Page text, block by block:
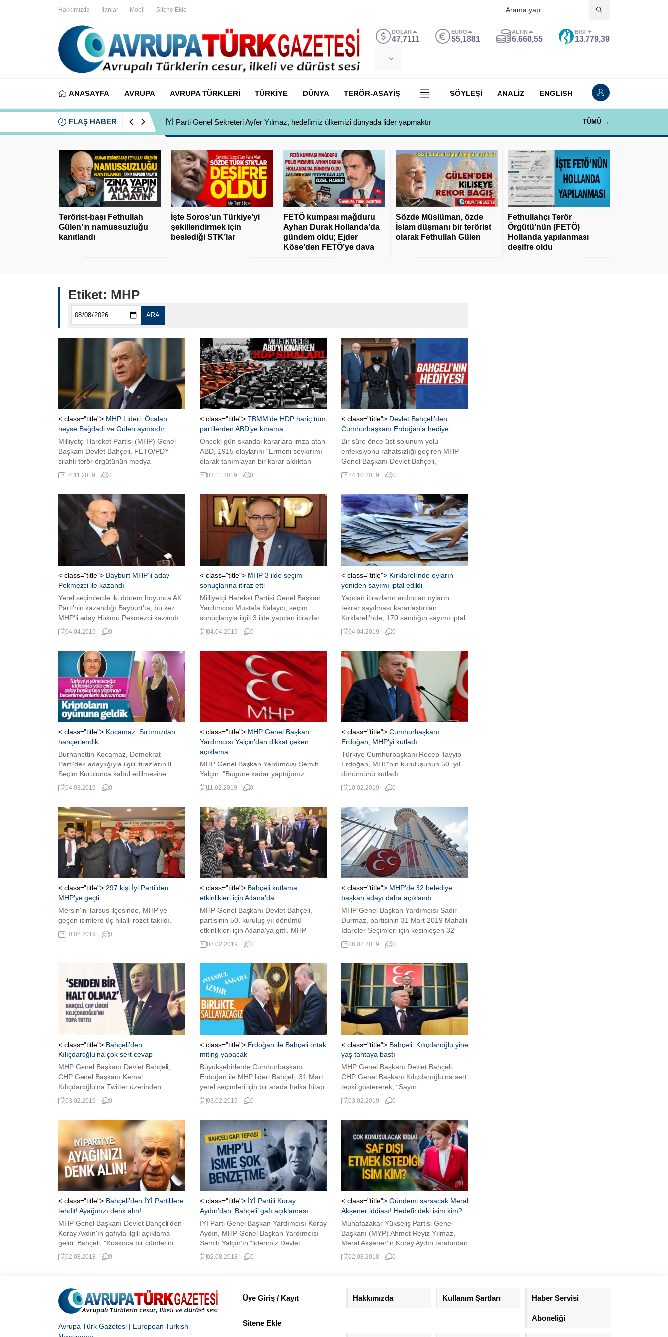
Hakkımızda İlanlar Mobil Sitene Ekle
DOLAR
47,7111
EURO
55,1881
ALTIN
6.660,55
BIST
13.779,39
ANASAYFA AVRUPA AVRUPA TÜRKLERİ TÜRKİYE DÜNYA TERÖR-ASAYİŞ SÖYLEŞİ ANALİZ ENGLISH
FLAŞ HABER İYİ Partili Ayfer Yılmaz, Özlem Kardeş Sancar’a gündemi değerlendirdi TÜMÜ →
Terörist-başı Fethullah
Gülen’in namussuzluğu
kanıtlandı
İşte Soros’un Türkiye’yi
şekillendirmek için
beslediği STK’lar
FETÖ kumpası mağduru
Ayhan Durak Hollanda’da
gündem oldu; Ejder
Köse’den FETÖ’ye dava
Sözde Müslüman, özde
İslam düşmanı bir terörist
olarak Fethullah Gülen
Fethullahçı Terör
Örgütü’nün (FETÖ)
Hollanda yapılanması
deşifre oldu
Etiket: MHP
ARA
< class="title"> MHP Lideri: Öcalan
neyse Bağdadi ve Gülen aynısıdır
Milliyetçi Hareket Partisi (MHP) Genel
Başkanı Devlet Bahçeli, FETÖ/PDY
silahlı terör örgütünün medya
yapılanmasına ilişkin davayla ilgili yazılı
açıklama yaptı. Bahçeli açıklamasında,
sistematik şekilde devlet ve toplum
hayatının hücrelerine kadar nüfuz
ettiğini, Türk ve İslam düşmanlığının
hem maşası hem de ihanet markası
haline geldiğini...
14.11.2019 0
< class="title"> TBMM’de HDP hariç tüm
partilerden ABD’ye kınama
Önceki gün skandal kararlara imza atan
ABD, 1915 olaylarını “Ermeni soykırımı”
olarak tanımlayan bir karar aldıktan
sonra Türkiye’ye karşı yaptırım yasaları
çıkartmıştı. Başkanlık Tezkeresi ile ABD
olaylarını ‘soykırım’ olarak kabul eden
karar kınandı. TBMM’de HDP hariç tüm
partilerden ABD’ye kınama “SİYASETİ
SOYSUZLAŞTIRAN GİRİŞİMLER”
TBMM Başkanı Mustafa...
03.11.2019 0
< class="title"> Devlet Bahçeli’den
Cumhurbaşkanı Erdoğan’a hediye
Bir süre önce üst solunum yolu
enfeksiyonu rahatsızlığı geçiren MHP
Genel Başkanı Devlet Bahçeli,
Cumhurbaşkanı Recep Tayyip
Erdoğan’a, kendisini ziyareti sırasında
Cumhurbaşkanı Erdoğan, Bahçeli’yi
ziyaret etti HAKAN KAFTANI
Görüşmenin sonunda Bahçeli
tarafından Cumhurbaşkanı Recep
Tayyip Erdoğan’a, ‘Hakan kaftanı’
takdim edildi. Devlet Bahçeli’den
Cumhurbaşkanı Erdoğan’a hediye
24.10.2019 0
< class="title"> Bayburt MHP’li aday
Pekmezci ile kazandı
Yerel seçimlerde iki dönem boyunca AK
Parti'nin kazandığı Bayburt'ta, bu kez
MHP'li aday Hükmü Pekmezci kazandı.
04.04.2019 0
< class="title"> MHP 3 ilde seçim
sonuçlarına itiraz etti
Milliyetçi Hareket Partisi Genel Başkan
Yardımcısı Mustafa Kalaycı, seçim
sonuçlarıyla ilgili 3 ilde yapılan itirazlar
hakkında bilgi verdi.
04.04.2019 0
< class="title"> Kırklareli’nde oyların
yeniden sayımı iptal edildi
Yapılan itirazların ardından oyların
tekrar sayılması kararlaştırılan
Kırklareli'nde, 170 sandığın sayımı iptal
edildi.
04.04.2019 0
< class="title"> Kocamaz: Sırtımızdan
hançerlendik
Burhanettin Kocamaz, Demokrat
Parti'den adaylığıyla ilgili itirazların İl
Seçim Kurulunca kabul edilmesine
ilişkin, "En son kararı YSK verecek ama
yine birilerinin kripto oyunlarına geldik"
04.03.2019 0
< class="title"> MHP Genel Başkan
Yardımcısı Yalçın’dan dikkat çeken
açıklama
MHP Genel Başkan Yardımcısı Semih
Yalçın, "Bugüne kadar yaptığımız
uzlaşmayı, bu hafta iki parti lideri tekrar
görüşecek. Şer ittifakının ön plana
değerlendireceğiz.ÿ Mesela Iğdır
örneğini verebiliriz. Bu gibi yerler tekrar
gözden geçirilecektir" dedi.
11.02.2019 0
< class="title"> Cumhurbaşkanı
Erdoğan, MHP’yi kutladı
Türkiye Cumhurbaşkanı Recep Tayyip
Erdoğan, MHP'nin kuruluşunun 50. yıl
dönümünü kutladı.
10.02.2019 0
< class="title"> 297 kişi İyi Parti’den
MHP’ye geçti
Mersin'in Tarsus ilçesinde, MHP'ye
geçen isimlere üç hilalli rozet takıldı.
10.02.2019 0
< class="title"> Bahçeli kutlama
etkinlikleri için Adana’da
MHP Genel Başkanı Devlet Bahçeli,
partisinin 50. kuruluş yıl dönümü
etkinlikleri için Adana'ya gitti. MHP
Genel Başkanı Bahçeli'nin, yarın
kutlamanın yapılacağı TÜYAP Adana
Merkezi'nde partililere sesleneceği
öğrenildi.
08.02.2019 0
< class="title"> MHP’de 32 belediye
başkan adayı daha açıklandı
MHP Genel Başkan Yardımcısı Sadir
Durmaz, partisinin 31 Mart 2019 Mahalli
İdareler Seçimleri için kesinleşen 32
belediye başkan adayını daha kamuoyu
ile paylaştı.
06.02.2019 0
< class="title"> Bahçeli’den
Kılıçdaroğlu’na çok sert cevap
MHP Genel Başkanı Devlet Bahçeli,
CHP Genel Başkanı Kemal
Kılıçdaroğlu'na Twitter üzerinden
yüklendi. Bahçeli tweetlerinde, CHP
Lideri Kemal Kılıçdaroğlu'nun milliyetçilik
03.02.2019 0
< class="title"> Erdoğan ile Bahçeli ortak
miting yapacak
Büyükşehirlerde Cumhurbaşkanı
Erdoğan ile MHP lideri Bahçeli, 31 Mart
yerel seçimleri için bir arada halka hitap
edecek.
03.02.2019 0
< class="title"> Bahçeli: Kılıçdaroğlu yine
yaş tahtaya bastı
MHP Genel Başkanı Devlet Bahçeli,
CHP Genel Başkanı Kılıçdaroğlu’na sert
tepki göstererek, “Sayın
Kılıçdaroğlu’nun milliyetçilik tarifi körün
fil tarifine tamamıyla uyar” dedi.
03.02.2019 0
< class="title"> Bahçeli’den İYİ Partililere
tehdit! Ayağınızı denk alın!
MHP Genel Başkanı Devlet Bahçeli'den
Koray Aydın'ın gafıyla ilgili açıklama
geldi. Bahçeli, "Koskoca bir cümlenin
içerisinde gaf olmaz. Bunun altından İYİ
Parti kalkamaz. Herkes ayağını denk
02.08.2018 0
< class="title"> İYİ Partili Koray
Aydın’dan ‘Bahçeli’ gafı açıklaması
İYİ Parti Genel Başkan Yardımcısı Koray
Aydın, MHP Genel Başkan Yardımcısı
Semih Yalçın'ın "liderimiz Devlet
Bahçeli" gafı açıklamalarına tepki
gösterdi. Aydın; ''Onun görevi mikserlik.
almayın" dedi.
02.08.2018 0
< class="title"> Gündemi sarsacak Meral
Akşener iddiası! Hedefindeki isim kim?
Muhafazakar Yükseliş Partisi Genel
Başkanı (MYP) Ahmet Reyiz Yılmaz,
Meral Akşener'in Koray Aydın tarafından
ortaya konulan teşkilat başarısını
kabullenemediğini
yardımı başta olmak üzere parti de
02.08.2018 0
Avrupa Türk Gazetesi | European Turkish
Üye Giriş / Kayıt
Sitene Ekle
Hakkımızda Kullanım Şartları Haber Servisi
Aboneliği